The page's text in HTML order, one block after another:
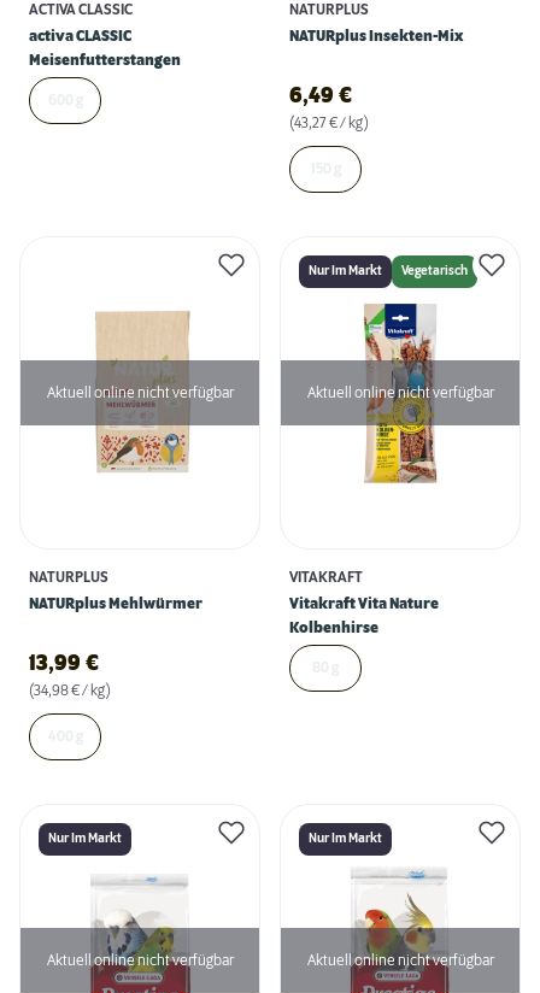
ACTIVA CLASSIC
activa CLASSIC
Meisenfutterstangen
NATURPLUS
NATURplus Insekten-Mix
6,49 €
(43,27 € / kg)
Aktuell online nicht verfügbar
NATURPLUS
NATURplus Mehlwürmer
13,99 €
(34,98 € / kg)
Nur Im Markt Vegetarisch
Aktuell online nicht verfügbar
VITAKRAFT
Vitakraft Vita Nature
Kolbenhirse
Nur Im Markt
Aktuell online nicht verfügbar
Nur Im Markt
Aktuell online nicht verfügbar